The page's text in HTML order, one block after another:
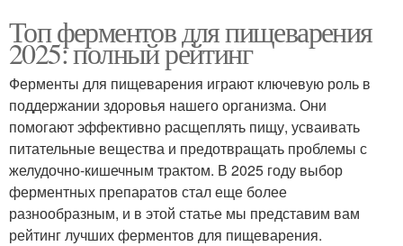
Топ ферментов для пищеварения
2025: полный рейтинг
Ферменты для пищеварения играют ключевую роль в
поддержании здоровья нашего организма. Они
помогают эффективно расщеплять пищу, усваивать
питательные вещества и предотвращать проблемы с
желудочно-кишечным трактом. В 2025 году выбор
ферментных препаратов стал еще более
разнообразным, и в этой статье мы представим вам
рейтинг лучших ферментов для пищеварения.